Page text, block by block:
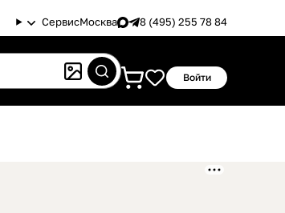
СервисМосква 8 (495) 255 78 84
Войти